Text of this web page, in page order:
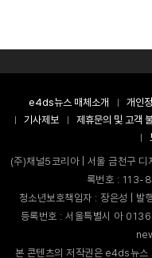
e4ds뉴스 매체소개 개인
기사제보
제휴문의 및 고객
(주)채널5코리아 | 서울 금천구
록번호 : 113-
청소년보호책임자 : 장은성 |
등록번호 : 서울특별시 아
본 콘텐츠의 저작권은 e4ds뉴스